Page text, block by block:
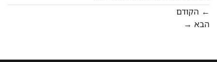
← הקודם
הבא →